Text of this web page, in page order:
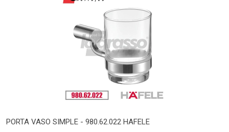
PORTA VASO SIMPLE - 980.62.022 HAFELE